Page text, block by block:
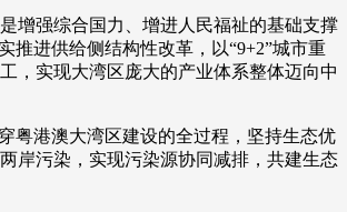
强综合国力、增进人民福祉的基础支撑
推进供给侧结构性改革，以“9+2”城市重
，实现大湾区庞大的产业体系整体迈向中
港澳大湾区建设的全过程，坚持生态优
岸污染，实现污染源协同减排，共建生态